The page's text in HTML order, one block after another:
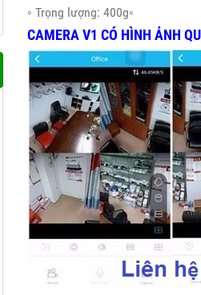
◦ Trọng lượng: 400g◦
CAMERA V1 CÓ HÌNH ẢNH